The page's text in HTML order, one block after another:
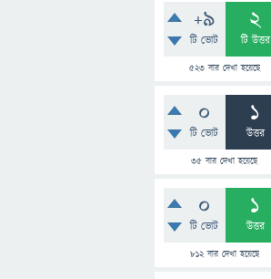
+9
টি ভোট
2
টি উত্তর
523বার দেখা হয়েছে
0
টি ভোট
1
উত্তর
35 বার দেখা হয়েছে
0
টি ভোট
1
উত্তর
812বার দেখা হয়েছে